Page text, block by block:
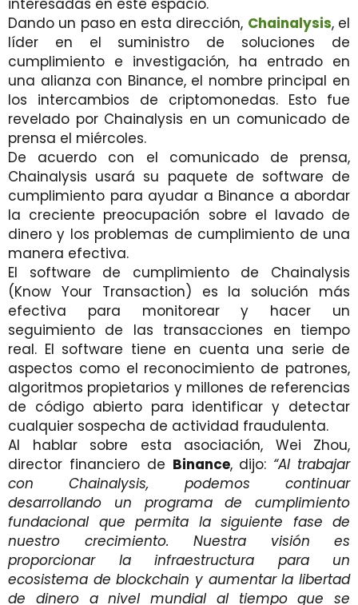
Dando un paso en esta dirección, Chainalysis, el
líder en el suministro de soluciones de
cumplimiento e investigación, ha entrado en
una alianza con Binance, el nombre principal en
los intercambios de criptomonedas. Esto fue
revelado por Chainalysis en un comunicado de
prensa el miércoles.
De acuerdo con el comunicado de prensa,
Chainalysis usará su paquete de software de
cumplimiento para ayudar a Binance a abordar
la creciente preocupación sobre el lavado de
dinero y los problemas de cumplimiento de una
manera efectiva.
El software de cumplimiento de Chainalysis
(Know Your Transaction) es la solución más
efectiva para monitorear y hacer un
seguimiento de las transacciones en tiempo
real. El software tiene en cuenta una serie de
aspectos como el reconocimiento de patrones,
algoritmos propietarios y millones de referencias
de código abierto para identificar y detectar
cualquier sospecha de actividad fraudulenta.
Al hablar sobre esta asociación, Wei Zhou,
director financiero de Binance, dijo: “Al trabajar
con Chainalysis, podemos continuar
desarrollando un programa de cumplimiento
fundacional que permita la siguiente fase de
nuestro crecimiento. Nuestra visión es
proporcionar la infraestructura para un
ecosistema de blockchain y aumentar la libertad
de dinero a nivel mundial al tiempo que se